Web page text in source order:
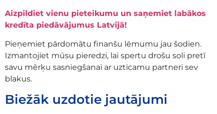
Aizpildiet vienu pieteikumu un saņemiet labākos
kredīta piedāvājumus Latvijā!
Pieņemiet pārdomātu finanšu lēmumu jau šodien.
Izmantojiet mūsu pieredzi, lai spertu drošu soli pretī
savu mērķu sasniegšanai ar uzticamu partneri sev
blakus.
Biežāk uzdotie jautājumi